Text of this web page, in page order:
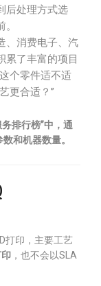
后处理方式选
、消费电子、汽
累了丰富的项目
个零件适不适
更合适？”
排行榜”中，通
和机器数量。
打印，主要工艺
，也不会以SLA